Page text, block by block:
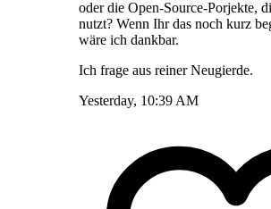
oder die Open-Source-Porjekte,
nutzt? Wenn Ihr das noch kurz
wäre ich dankbar.
Ich frage aus reiner Neugierde.
Yesterday, 10:39 AM